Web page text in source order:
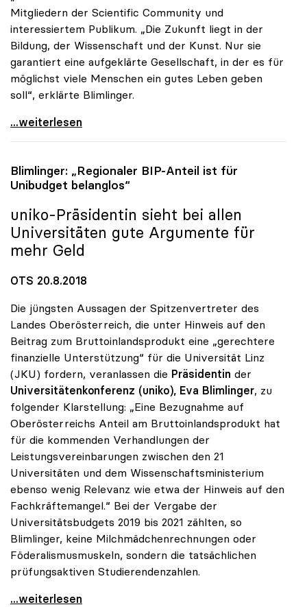
Mitgliedern der Scientific Community und
interessiertem Publikum. „Die Zukunft liegt in der
Bildung, der Wissenschaft und der Kunst. Nur sie
garantiert eine aufgeklärte Gesellschaft, in der es für
möglichst viele Menschen ein gutes Leben geben
soll“, erklärte Blimlinger.
Blimlinger: „Wissenschaft und Kunst als Garanten
...weiterlesen
Blimlinger: „Regionaler BIP-Anteil ist für
Unibudget belanglos“
uniko-Präsidentin sieht bei allen
Universitäten gute Argumente für
mehr Geld
OTS 20.8.2018
Die jüngsten Aussagen der Spitzenvertreter des
Landes Oberösterreich, die unter Hinweis auf den
Beitrag zum Bruttoinlandsprodukt eine „gerechtere
finanzielle Unterstützung“ für die Universität Linz
(JKU) fordern, veranlassen die Präsidentin der
Universitätenkonferenz (uniko), Eva Blimlinger, zu
folgender Klarstellung: „Eine Bezugnahme auf
Oberösterreichs Anteil am Bruttoinlandsprodukt hat
für die kommenden Verhandlungen der
Leistungsvereinbarungen zwischen den 21
Universitäten und dem Wissenschaftsministerium
ebenso wenig Relevanz wie etwa der Hinweis auf den
Fachkräftemangel.“ Bei der Vergabe der
Universitätsbudgets 2019 bis 2021 zählten, so
Blimlinger, keine Milchmädchenrechnungen oder
Föderalismusmuskeln, sondern die tatsächlichen
prüfungsaktiven Studierendenzahlen.
Blimlinger: „Regionaler BIP-Anteil ist für
...weiterlesen